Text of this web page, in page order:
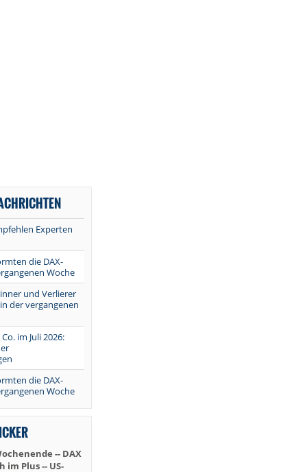
Experten
die DAX-
Woche
und Verlierer
der vergangenen
im Juli 2026:
die DAX-
Woche
-- DAX
Plus -- US-